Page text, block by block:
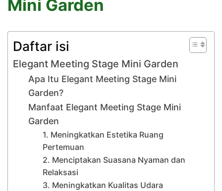
Mini Garden
Daftar isi
Elegant Meeting Stage Mini Garden
Apa Itu Elegant Meeting Stage Mini
Garden?
Manfaat Elegant Meeting Stage Mini
Garden
1. Meningkatkan Estetika Ruang
Pertemuan
2. Menciptakan Suasana Nyaman dan
Relaksasi
3. Meningkatkan Kualitas Udara